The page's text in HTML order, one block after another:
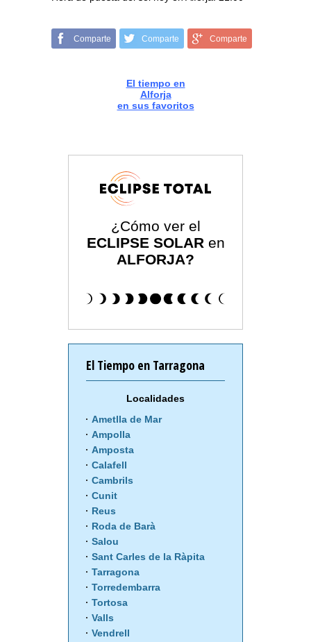
Comparte Comparte Comparte
El tiempo en
Alforja
en sus favoritos
¿Cómo ver el
ECLIPSE SOLAR en
ALFORJA?
El Tiempo en Tarragona
Localidades
Ametlla de Mar
Ampolla
Amposta
Calafell
Cambrils
Cunit
Reus
Roda de Barà
Salou
Sant Carles de la Ràpita
Tarragona
Torredembarra
Tortosa
Valls
Vendrell